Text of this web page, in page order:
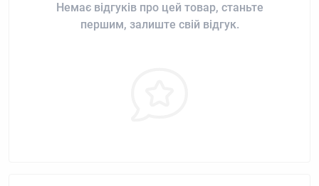
Немає відгуків про цей товар, станьте
першим, залиште свій відгук.